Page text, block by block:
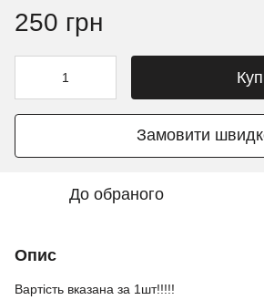
250 грн
Замовити
До обраного
Опис
Вартість вказана за 1шт!!!!!